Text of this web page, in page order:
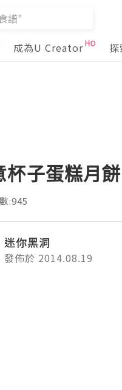
成為U Creator 探
杯子蛋糕月
:945
迷你黑洞
發佈於 2014.08.19